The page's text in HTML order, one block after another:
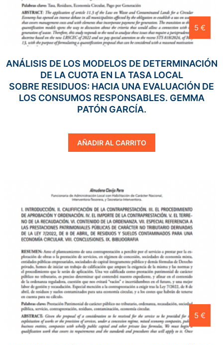
5 €
ANÁLISIS DE LOS MODELOS DE DETERMINACIÓN
DE LA CUOTA EN LA TASA LOCAL
SOBRE RESIDUOS: HACIA UNA EVALUACIÓN DE
LOS CONSUMOS RESPONSABLES. GEMMA
PATÓN GARCÍA.
AÑADIR AL CARRITO
5 €